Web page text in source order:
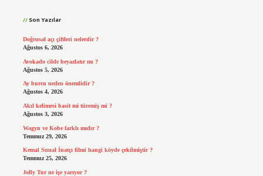
Son Yazılar
Doğrusal açı çiftleri nelerdir ?
Ağustos 6, 2026
Avokado cilde beyazlatır mı ?
Ağustos 5, 2026
Ay burcu neden önemlidir ?
Ağustos 4, 2026
Akıl kelimesi basit mi türemiş mi ?
Ağustos 3, 2026
Wagyu ve Kobe farklı mıdır ?
Temmuz 29, 2026
Kemal Sunal İnatçı filmi hangi köyde çekilmiştir ?
Temmuz 25, 2026
Jolly Tur ne işe yarıyor ?